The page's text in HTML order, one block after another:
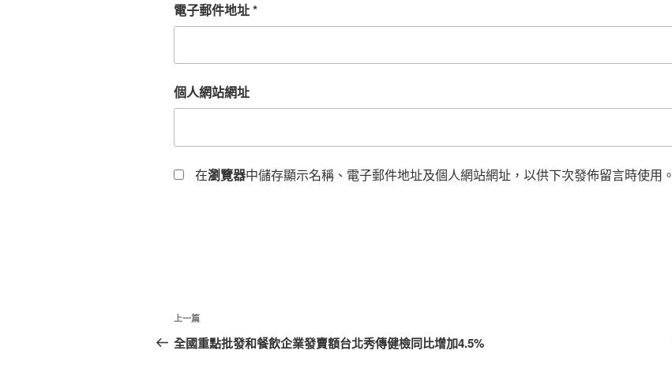
電子郵件地址*
個人網站網址
在瀏覽器中儲存顯示名稱、電子郵件地址及個人網站網址，以供下次發佈留言時使用。
文
章
上
一
上一篇
全國重點批發和餐飲企業發賣額台北秀傳健檢同比增加4.5%